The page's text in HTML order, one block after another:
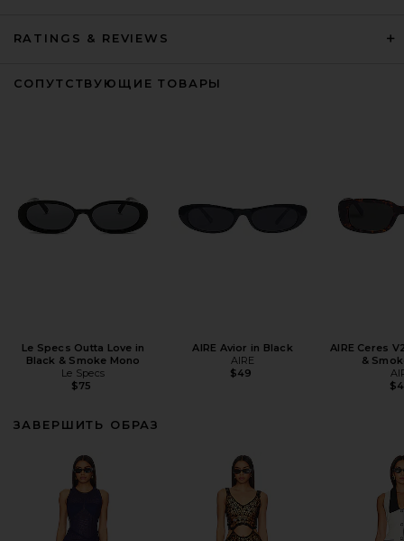
RATINGS & REVIEWS
СОПУТСТВУЮЩИЕ ТОВАРЫ
Le Specs Outta Love in
Black & Smoke Mono
Le Specs
$75
AIRE Avior in Black
AIRE
$49
AIRE Ceres
&
ЗАВЕРШИТЬ ОБРАЗ